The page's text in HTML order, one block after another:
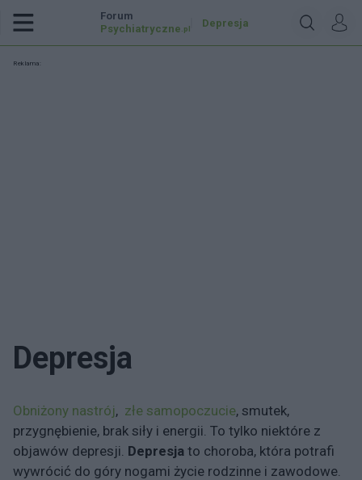
Forum
Psychiatryczne .pl Depresja
Reklama:
Depresja
Obniżony nastrój, złe samopoczucie, smutek,
przygnębienie, brak siły i energii. To tylko niektóre z
objawów depresji. Depresja to choroba, która potrafi
wywrócić do góry nogami życie rodzinne i zawodowe.